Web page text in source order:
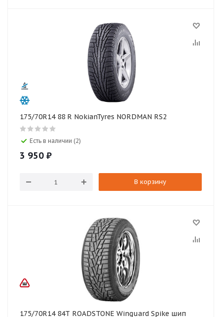
175/70R14 88 R NokianTyres NORDMAN RS2
Есть в наличии (2)
3 950 ₽
В корзину
175/70R14 84T ROADSTONE Winguard Spike шип